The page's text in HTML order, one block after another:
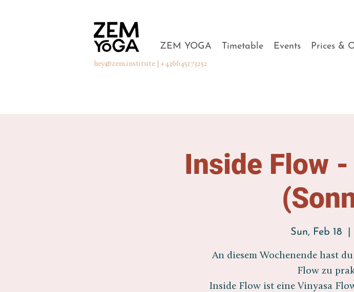
ZEM YOGA Timetable Events Prices &
hey@zem.institute | +436645173252
Inside Flow
Sun, Feb 18
An diesem Wochenende hast
Flow zu
Inside Flow ist eine Vinyasa